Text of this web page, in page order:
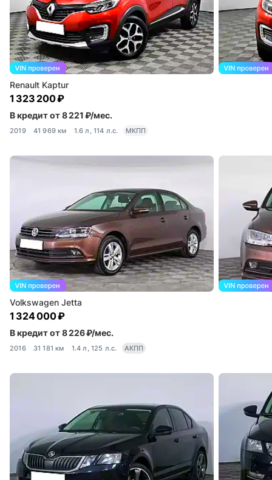
Renault Kaptur
1 323 200 ₽
В кредит от 8 221 ₽/мес.
2019 41 969 км 1.6 л, 114 л.с. МКПП
Volkswagen Jetta
1 324 000 ₽
В кредит от 8 226 ₽/мес.
2016 31 181 км 1.4 л, 125 л.с. АКПП